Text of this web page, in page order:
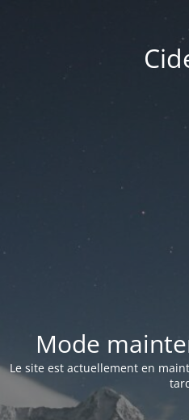
Mode
Le site est actuellement en